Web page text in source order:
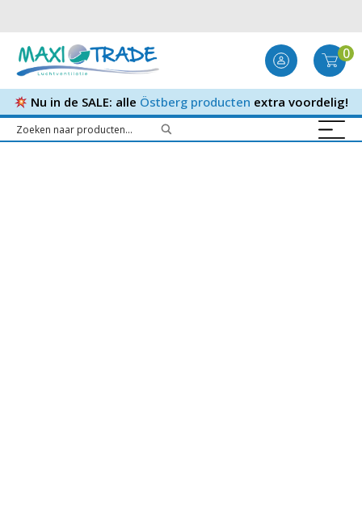
0
Nu in de SALE: alle Östberg producten extra voordelig!